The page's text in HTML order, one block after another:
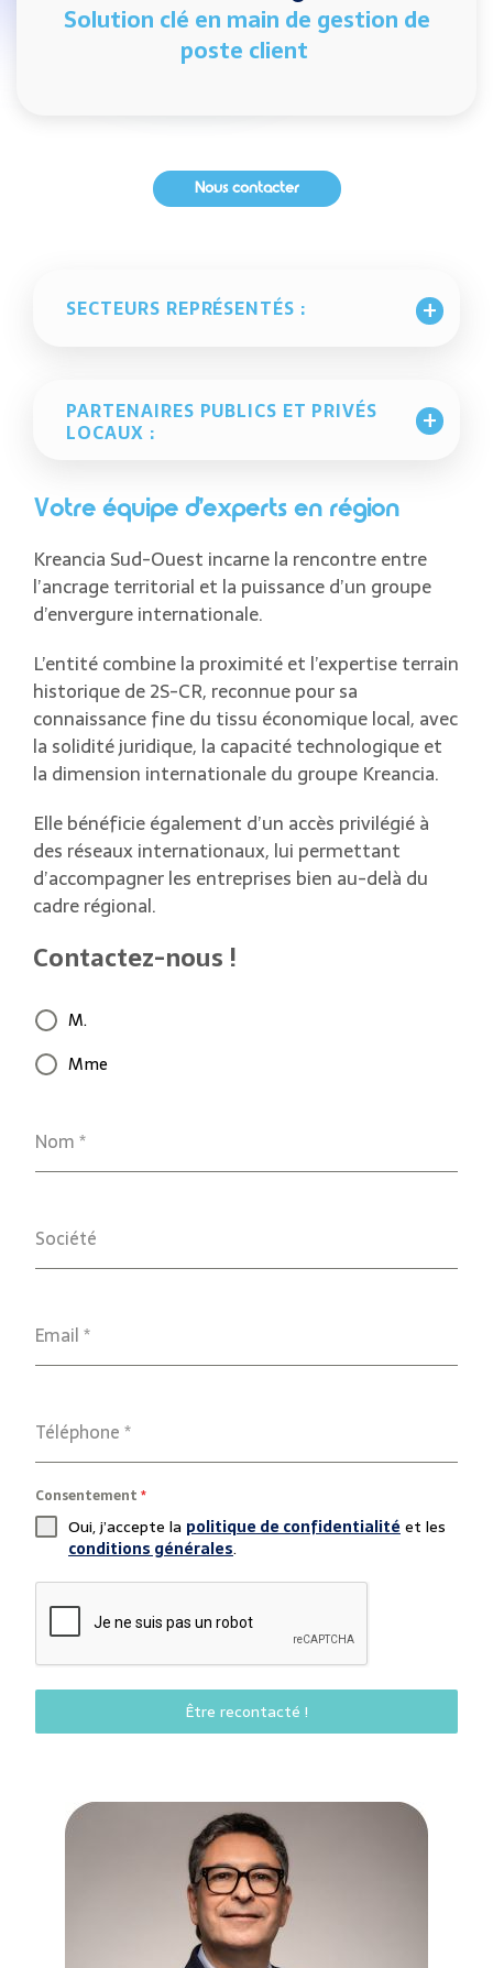
Solution clé en main de gestion de
poste client
Nous contacter
SECTEURS REPRÉSENTÉS :
PARTENAIRES PUBLICS ET PRIVÉS
LOCAUX :
Votre équipe d’experts en région
Kreancia Sud-Ouest incarne la rencontre entre
l’ancrage territorial et la puissance d’un groupe
d’envergure internationale.
L’entité combine la proximité et l’expertise terrain
historique de 2S-CR, reconnue pour sa
connaissance fine du tissu économique local, avec
la solidité juridique, la capacité technologique et
la dimension internationale du groupe Kreancia.
Elle bénéficie également d’un accès privilégié à
des réseaux internationaux, lui permettant
d’accompagner les entreprises bien au-delà du
cadre régional.
Contactez-nous !
M.
Mme
Nom*
Société
Email*
Téléphone*
Consentement *
Oui, j’accepte la politique de confidentialité et les
conditions générales.
Être recontacté !